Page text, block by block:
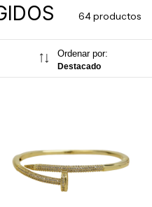
64 productos
Ordenar por:
Destacado